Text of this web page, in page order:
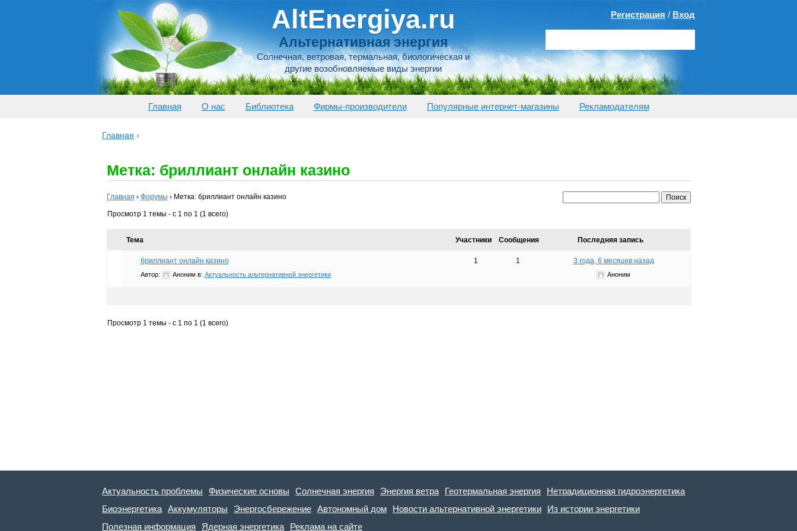
AltEnergiya.ru
Альтернативная энергия
Солнечная, ветровая, термальная, биологическая и
другие возобновляемые виды энергии
Регистрация / Вход
Главная О нас Библиотека Фирмы-производители Популярные интернет-магазины Рекламодателям
Главная ›
Метка: бриллиант онлайн казино
Главная › Форумы › Метка: бриллиант онлайн казино
Просмотр 1 темы - с 1 по 1 (1 всего)
Тема Участники Сообщения Последняя запись
бриллиант онлайн казино
Автор: Аноним в: Актуальность альтернативной энергетики
1 1 3 года, 6 месяцев назад
Аноним
Просмотр 1 темы - с 1 по 1 (1 всего)
Актуальность проблемы Физические основы Солнечная энергия Энергия ветра Геотермальная энергия
Нетрадиционная гидроэнергетика
Биоэнергетика Аккумуляторы Энергосбережение Автономный дом Новости альтернативной энергетики
Из истории энергетики
Полезная информация
Ядерная энергетика Реклама на сайте